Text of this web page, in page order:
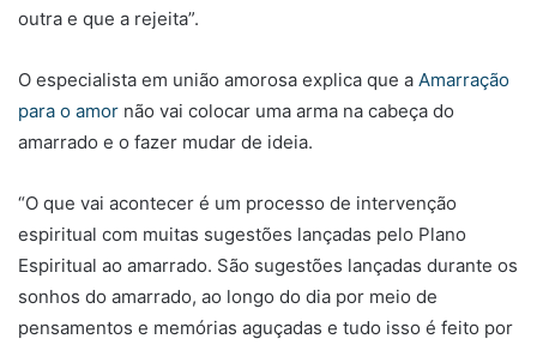
outra e que a rejeita”.
O especialista em união amorosa explica que a Amarração
para o amor não vai colocar uma arma na cabeça do
amarrado e o fazer mudar de ideia.
“O que vai acontecer é um processo de intervenção
espiritual com muitas sugestões lançadas pelo Plano
Espiritual ao amarrado. São sugestões lançadas durante os
sonhos do amarrado, ao longo do dia por meio de
pensamentos e memórias aguçadas e tudo isso é feito por